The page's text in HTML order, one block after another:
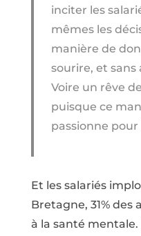
inciter les
mêmes les
manière de
sourire, et
Voire un rêve
puisque ce
passionne pour
Et les salariés
Bretagne, 31% des
à la santé